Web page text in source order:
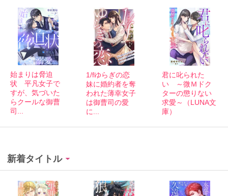
始まりは脅迫
状 平凡女子で
すが、気づいた
らクールな御曹
司...
1/fゆらぎの恋
妹に婚約者を奪
われた薄幸女子
は御曹司の愛
に...
君に叱られた
い ～微Ｍドク
ターの懲りない
求愛～（LUNA文
庫）
新着タイトル